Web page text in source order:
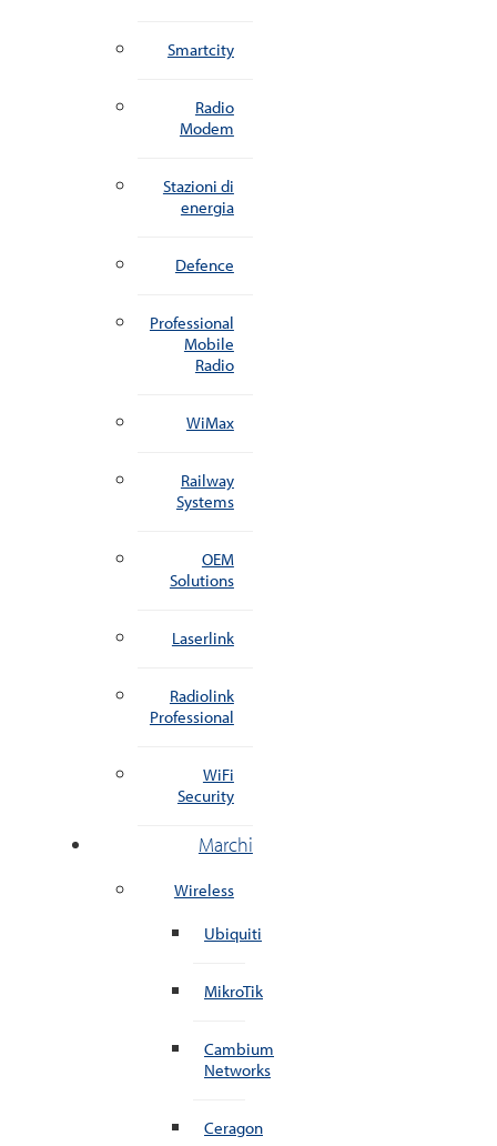
Smartcity
Radio
Modem
Stazioni di
energia
Defence
Professional
Mobile
Radio
WiMax
Railway
Systems
OEM
Solutions
Laserlink
Radiolink
Professional
WiFi
Security
Marchi
Wireless
Ubiquiti
MikroTik
Cambium
Networks
Ceragon